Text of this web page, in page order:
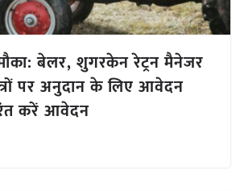
बेलर, शुगरकेन रेट्रन मैनेजर
पर अनुदान के लिए आवेदन
करें आवेदन